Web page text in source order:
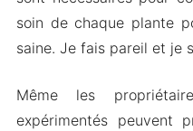
soin de chaque plante
saine. Je fais pareil et je
Même les
expérimentés peuvent